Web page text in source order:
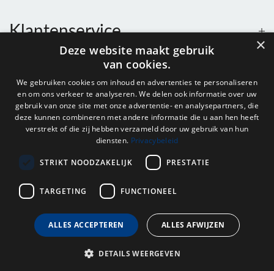
Klantenservice
Openingstijden
Nieuwsbrief
×
Deze website maakt gebruik
van cookies.
We gebruiken cookies om inhoud en advertenties te personaliseren
en om ons verkeer te analyseren. We delen ook informatie over uw
gebruik van onze site met onze advertentie- en analysepartners, die
deze kunnen combineren met andere informatie die u aan hen heeft
verstrekt of die zij hebben verzameld door uw gebruik van hun
diensten. Privacybeleid
STRIKT NOODZAKELIJK PRESTATIE
TARGETING FUNCTIONEEL
ALLES ACCEPTEREN ALLES AFWIJZEN
DETAILS WEERGEVEN